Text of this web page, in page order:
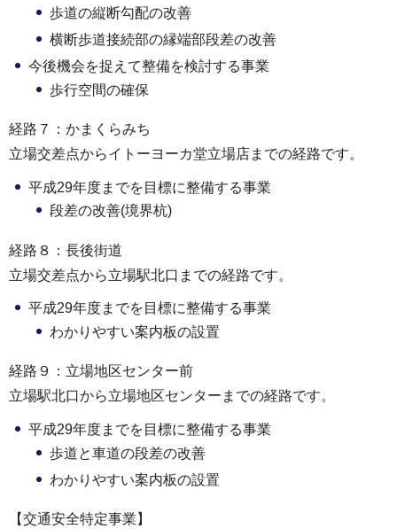
歩道の縦断勾配の改善
横断歩道接続部の縁端部段差の改善
今後機会を捉えて整備を検討する事業
歩行空間の確保
経路７：かまくらみち
立場交差点からイトーヨーカ堂立場店までの経路です。
平成29年度までを目標に整備する事業
段差の改善(境界杭)
経路８：長後街道
立場交差点から立場駅北口までの経路です。
平成29年度までを目標に整備する事業
わかりやすい案内板の設置
経路９：立場地区センター前
立場駅北口から立場地区センターまでの経路です。
平成29年度までを目標に整備する事業
歩道と車道の段差の改善
わかりやすい案内板の設置
【交通安全特定事業】